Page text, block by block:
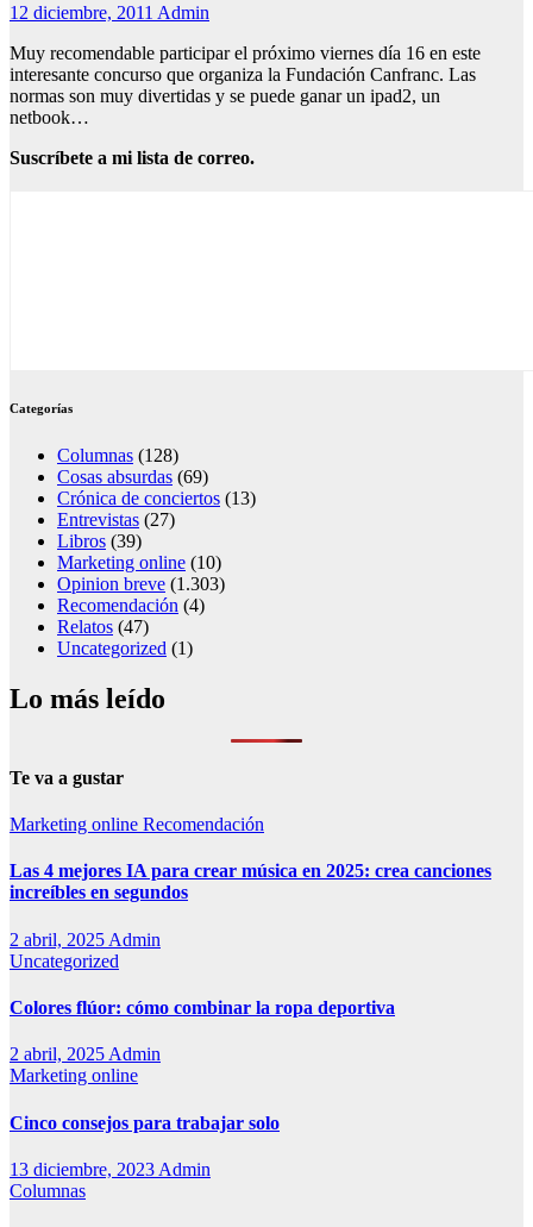
12 diciembre, 2011 Admin
Muy recomendable participar el próximo viernes día 16 en este
interesante concurso que organiza la Fundación Canfranc. Las
normas son muy divertidas y se puede ganar un ipad2, un
netbook…
Suscríbete a mi lista de correo.
Categorías
Columnas (128)
Cosas absurdas (69)
Crónica de conciertos (13)
Entrevistas (27)
Libros (39)
Marketing online (10)
Opinion breve (1.303)
Recomendación (4)
Relatos (47)
Uncategorized (1)
Lo más leído
Te va a gustar
Marketing online Recomendación
Las 4 mejores IA para crear música en 2025: crea canciones
increíbles en segundos
2 abril, 2025 Admin
Uncategorized
Colores flúor: cómo combinar la ropa deportiva
2 abril, 2025 Admin
Marketing online
Cinco consejos para trabajar solo
13 diciembre, 2023 Admin
Columnas